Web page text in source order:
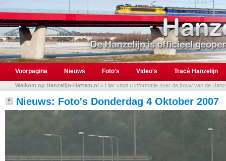
Voorpagina Nieuws Foto's Video's Tracé Hanzelijn
Welkom op Hanzelijn-Hattem.nl » Hier vindt u informatie over de bouw van de
Nieuws: Foto's Donderdag 4 Oktober 2007